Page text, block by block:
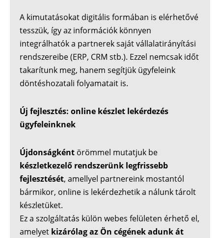
A kimutatásokat digitális formában is elérhetővé
tesszük, így az információk könnyen
integrálhatók a partnerek saját vállalatirányítási
rendszereibe (ERP, CRM stb.). Ezzel nemcsak időt
takarítunk meg, hanem segítjük ügyfeleink
döntéshozatali folyamatait is.
Új fejlesztés: online készlet lekérdezés
ügyfeleinknek
Újdonságként örömmel mutatjuk be
készletkezelő rendszerünk legfrissebb
fejlesztését, amellyel partnereink mostantól
bármikor, online is lekérdezhetik a nálunk tárolt
készletüket.
Ez a szolgáltatás külön webes felületen érhető el,
amelyet kizárólag az Ön cégének adunk át